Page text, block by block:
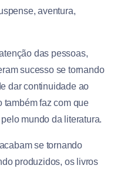
aventura,
das pessoas,
sucesso se tornando
dar continuidade ao
também faz com que
mundo da literatura.
se tornando
produzidos, os livros